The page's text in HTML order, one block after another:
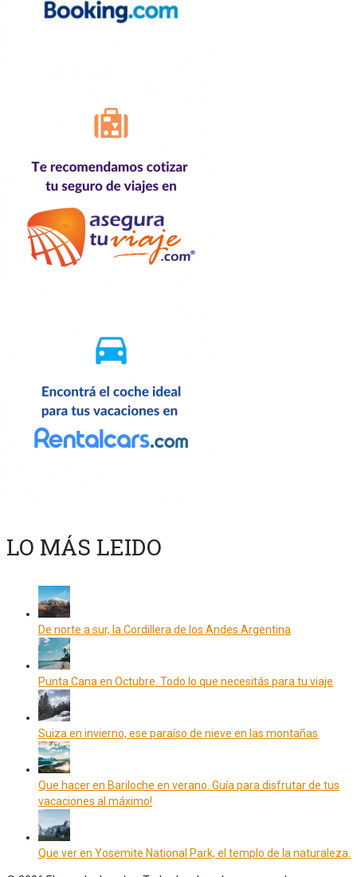
LO MÁS LEIDO
De norte a sur, la Cordillera de los Andes Argentina
Punta Cana en Octubre. Todo lo que necesitás para tu viaje
Suiza en invierno, ese paraíso de nieve en las montañas
Que hacer en Bariloche en verano. Guía para disfrutar de tus
vacaciones al máximo!
Que ver en Yosemite National Park, el templo de la naturaleza.